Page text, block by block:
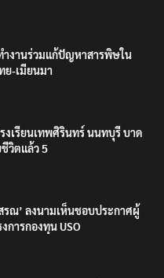
งานร่วมแก้ปัญหาสารพิษใน
ย-เมียนมา
งเรียนเทพศิรินทร์ นนทบุรี บาด
ชีวิตแล้ว 5
รณ’ ลงนามเห็นชอบประกาศผู้
การกองทุน USO